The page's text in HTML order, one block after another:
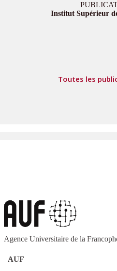
Institut Supérieur
Toutes les
Agence Universitaire de la
AUF